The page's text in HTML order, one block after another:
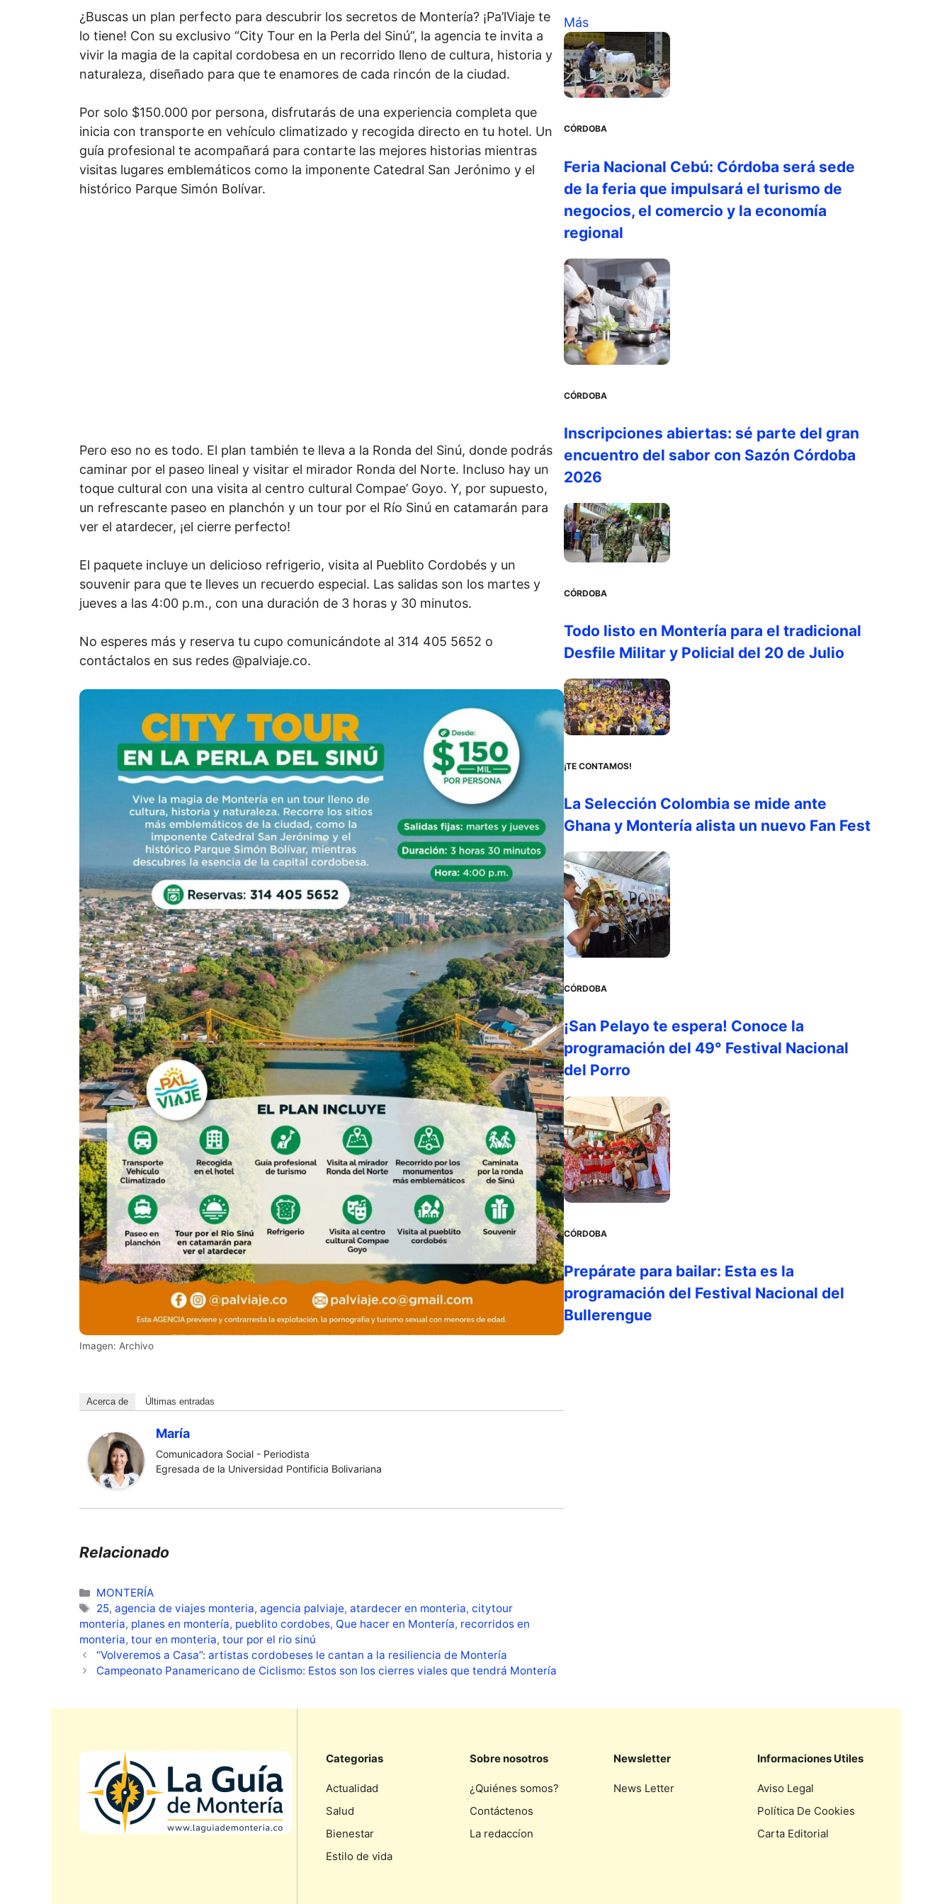
¿Buscas un plan perfecto para descubrir los secretos de Montería? ¡Pa’lViaje te
lo tiene! Con su exclusivo “City Tour en la Perla del Sinú”, la agencia te invita a
vivir la magia de la capital cordobesa en un recorrido lleno de cultura, historia y
naturaleza, diseñado para que te enamores de cada rincón de la ciudad.
Por solo $150.000 por persona, disfrutarás de una experiencia completa que
inicia con transporte en vehículo climatizado y recogida directo en tu hotel. Un
guía profesional te acompañará para contarte las mejores historias mientras
visitas lugares emblemáticos como la imponente Catedral San Jerónimo y el
histórico Parque Simón Bolívar.
Pero eso no es todo. El plan también te lleva a la Ronda del Sinú, donde podrás
caminar por el paseo lineal y visitar el mirador Ronda del Norte. Incluso hay un
toque cultural con una visita al centro cultural Compae’ Goyo. Y, por supuesto,
un refrescante paseo en planchón y un tour por el Río Sinú en catamarán para
ver el atardecer, ¡el cierre perfecto!
El paquete incluye un delicioso refrigerio, visita al Pueblito Cordobés y un
souvenir para que te lleves un recuerdo especial. Las salidas son los martes y
jueves a las 4:00 p.m., con una duración de 3 horas y 30 minutos.
No esperes más y reserva tu cupo comunicándote al 314 405 5652 o
contáctalos en sus redes @palviaje.co.
Imagen: Archivo
Acerca de Últimas entradas
María
Comunicadora Social - Periodista
Egresada de la Universidad Pontificia Bolivariana
Relacionado
Categorías
MONTERÍA
Etiquetas
25,agencia de viajes monteria,agencia palviaje,atardecer en monteria,citytour
monteria, planes en montería, pueblito cordobes, Que hacer en Montería, recorridos en
monteria, tour en monteria, tour por el rio sinú
“Volveremos a Casa”: artistas cordobeses le cantan a la resiliencia de Montería
Campeonato Panamericano de Ciclismo: Estos son los cierres viales que tendrá Montería
Más
CÓRDOBA
Feria Nacional Cebú: Córdoba será sede
de la feria que impulsará el turismo de
negocios, el comercio y la economía
regional
CÓRDOBA
Inscripciones abiertas: sé parte del gran
encuentro del sabor con Sazón Córdoba
2026
CÓRDOBA
Todo listo en Montería para el tradicional
Desfile Militar y Policial del 20 de Julio
¡TE CONTAMOS!
La Selección Colombia se mide ante
Ghana y Montería alista un nuevo Fan Fest
CÓRDOBA
¡San Pelayo te espera! Conoce la
programación del 49° Festival Nacional
del Porro
CÓRDOBA
Prepárate para bailar: Esta es la
programación del Festival Nacional del
Bullerengue
Categorias
Actualidad
Salud
Bienestar
Estilo de vida
Sobre nosotros
¿Quiénes somos?
Contáctenos
La redaccíon
Newsletter
News Letter
Informaciones Utiles
Aviso Legal
Política De Cookies
Carta Editorial